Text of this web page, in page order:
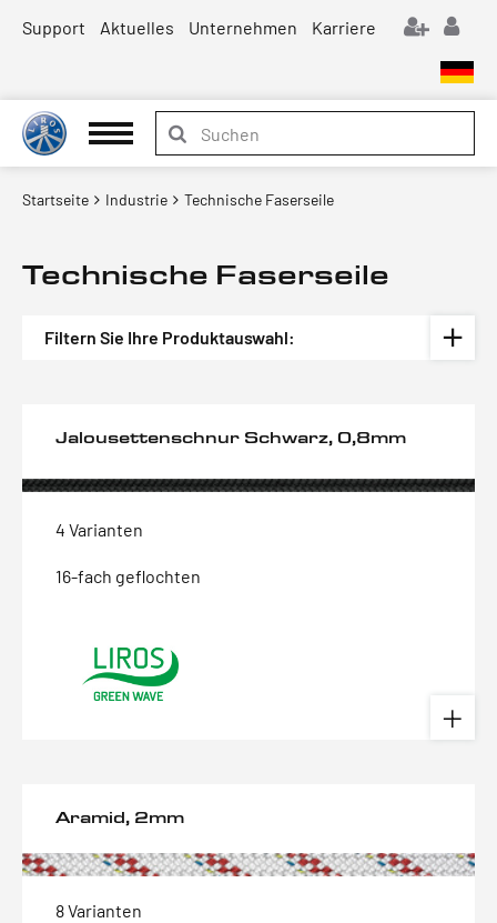
Support Aktuelles Unternehmen Karriere
Startseite Industrie Technische Faserseile
Technische Faserseile
Filtern Sie Ihre Produktauswahl:
Jalousettenschnur Schwarz, 0,8mm
4 Varianten
16-fach geflochten
Aramid, 2mm
8 Varianten